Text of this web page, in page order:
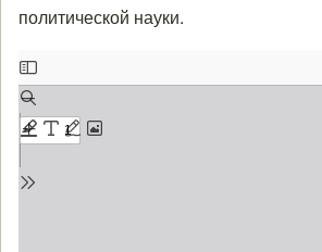
политической науки.